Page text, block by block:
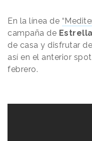
En la línea de
campaña de
de casa y disfrutar
así en el anterior
febrero.